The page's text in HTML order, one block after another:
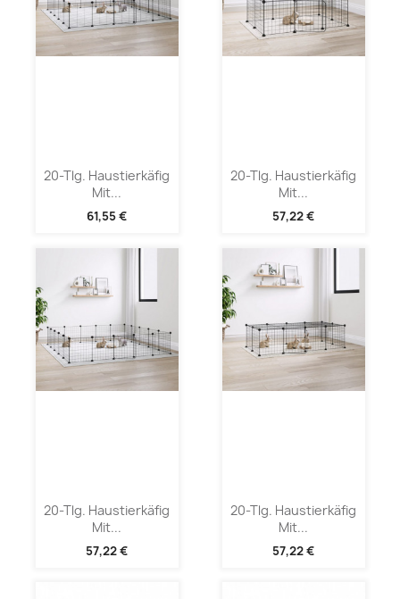
20-Tlg. Haustierkäfig
Mit...
61,55 €
20-Tlg. Haustierkäfig
Mit...
57,22 €
20-Tlg. Haustierkäfig
Mit...
57,22 €
20-Tlg. Haustierkäfig
Mit...
57,22 €